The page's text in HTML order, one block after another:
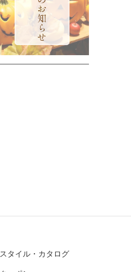
スタイル・カタログ